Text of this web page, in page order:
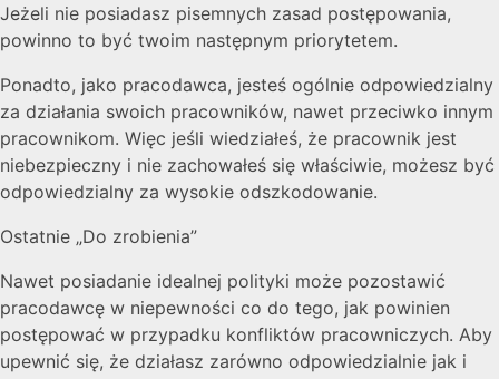
Jeżeli nie posiadasz pisemnych zasad postępowania,
powinno to być twoim następnym priorytetem.
Ponadto, jako pracodawca, jesteś ogólnie odpowiedzialny
za działania swoich pracowników, nawet przeciwko innym
pracownikom. Więc jeśli wiedziałeś, że pracownik jest
niebezpieczny i nie zachowałeś się właściwie, możesz być
odpowiedzialny za wysokie odszkodowanie.
Ostatnie „Do zrobienia”
Nawet posiadanie idealnej polityki może pozostawić
pracodawcę w niepewności co do tego, jak powinien
postępować w przypadku konfliktów pracowniczych. Aby
upewnić się, że działasz zarówno odpowiedzialnie jak i